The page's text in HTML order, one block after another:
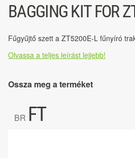
BAGGING KIT FOR
Fűgyűjtő szett a ZT5200E-L fűnyíró
Olvassa a teljes leírást lejjebb!
Ossza meg a terméket
BR FT